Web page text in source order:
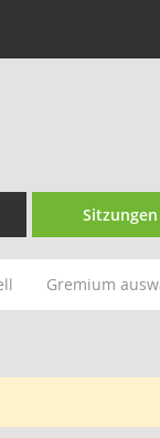
Sitzungen
Gremium